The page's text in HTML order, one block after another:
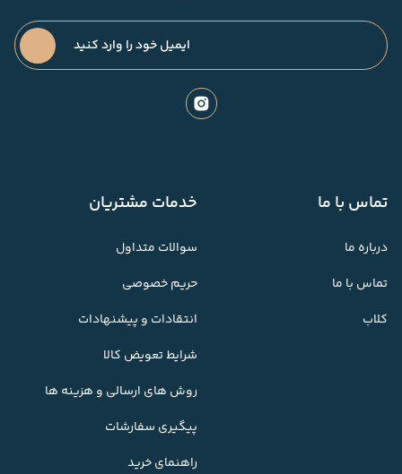
تماس با ما
درباره ما
تماس با ما
کلاب
خدمات مشتریان
سوالات متداول
حریم خصوصی
انتقادات و پیشنهادات
شرایط تعویض کالا
روش های ارسالی و هزینه ها
پیگیری سفارشات
راهنمای خرید